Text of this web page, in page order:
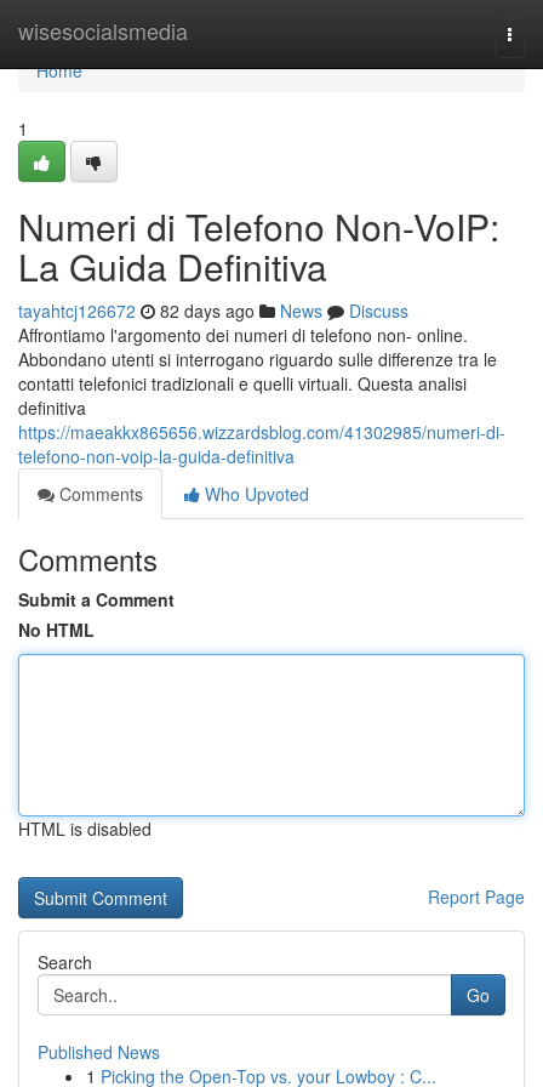
wisesocialsmedia
Home
Home
1
Numeri di Telefono Non-VoIP:
La Guida Definitiva
tayahtcj126672 82 days ago News
Discuss
Affrontiamo l'argomento dei numeri di telefono non- online.
Abbondano utenti si interrogano riguardo sulle differenze tra le
contatti telefonici tradizionali e quelli virtuali. Questa analisi
definitiva
https://maeakkx865656.wizzardsblog.com/41302985/numeri-di-
telefono-non-voip-la-guida-definitiva
Comments
Who Upvoted
Comments
Submit a Comment
No HTML
HTML is disabled
Report Page
Search
Go
Published News
1 Picking the Open-Top vs. your Lowboy : C...